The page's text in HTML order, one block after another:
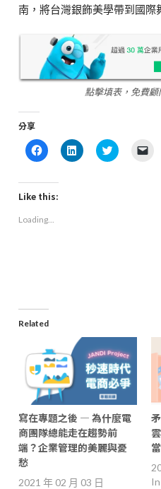
南，將台灣銀飾美學帶到國際
點擊填表，免費
分享
Click
to
Facebook
(Opens
in
window)
Click
to
Click
to
Like this:
Loading...
Related
寫在專題之後 — 為什麼電
商團隊總能走在趨勢前
端？企業管理的美麗與憂
愁
2021 年 02 月 03 日